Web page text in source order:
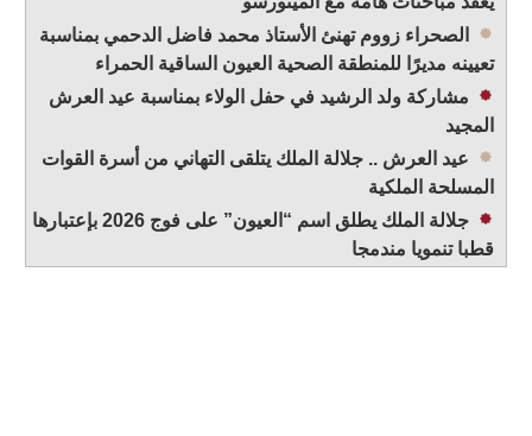
الصحراء زووم تهنئ الأستاذ محمد فاضل الدحمي بمناسبة
تعيينه مديرًا للمنطقة الصحية العيون الساقية الحمراء
مشاركة ولد الرشيد في حفل الولاء بمناسبة عيد العرش
المجيد
عيد العرش .. جلالة الملك يتلقى التهاني من أسرة القوات
المسلحة الملكية
جلالة الملك يطلق اسم “العيون” على فوج 2026 بإعتبارها
قطبا تنمويا مندمجا